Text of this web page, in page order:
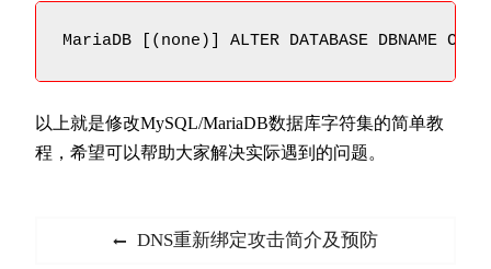
MariaDB [(none)] ALTER DATABASE DBNAME
以上就是修改MySQL/MariaDB数据库字符集的简单教
程，希望可以帮助大家解决实际遇到的问题。
Previous
DNS重新绑定攻击简介及预防